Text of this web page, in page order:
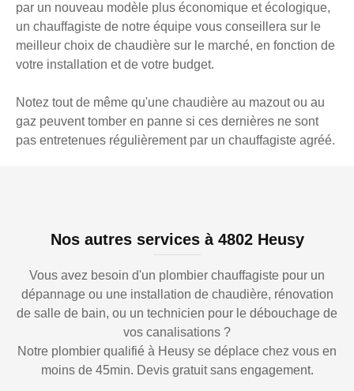
par un nouveau modèle plus économique et écologique,
un chauffagiste de notre équipe vous conseillera sur le
meilleur choix de chaudière sur le marché, en fonction de
votre installation et de votre budget.
Notez tout de même qu'une chaudière au mazout ou au
gaz peuvent tomber en panne si ces dernières ne sont
pas entretenues régulièrement par un chauffagiste agréé.
Nos autres services à 4802 Heusy
Vous avez besoin d'un plombier chauffagiste pour un
dépannage ou une installation de chaudière, rénovation
de salle de bain, ou un technicien pour le débouchage de
vos canalisations ?
Notre plombier qualifié à Heusy se déplace chez vous en
moins de 45min. Devis gratuit sans engagement.